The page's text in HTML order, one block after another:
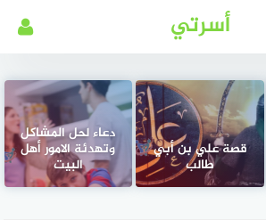
أسرتي
قصة علي بن أبي
طالب
دعاء لحل المشاكل
وتهدئة الامور أهل
البيت